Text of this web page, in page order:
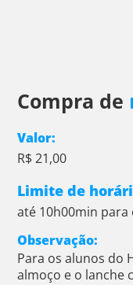
Compra de
Valor:
R$ 21,00
Limite de
até 10h00min para
Observação:
Para os alunos do
almoço e o lanche